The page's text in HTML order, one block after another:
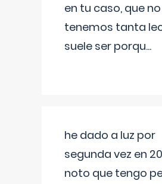
en tu caso, que no
tenemos tanta
suele ser porqu...
he dado a luz por
segunda vez en
noto que tengo